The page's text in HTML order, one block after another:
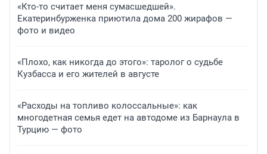
«Кто-то считает меня сумасшедшей».
Екатеринбурженка приютила дома 200 жирафов —
фото и видео
«Плохо, как никогда до этого»: таролог о судьбе
Кузбасса и его жителей в августе
«Расходы на топливо колоссальные»: как
многодетная семья едет на автодоме из Барнаула в
Турцию — фото